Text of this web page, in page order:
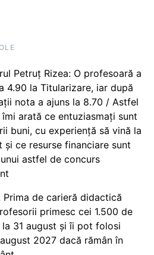
Petruț Rizea: O profesoară a
4.90 la Titularizare, iar după
nota a ajuns la 8.70 / Astfel
arată ce entuziasmați sunt
buni, cu experiență să vină la
și ce resurse financiare sunt
astfel de concurs
Prima de carieră didactică
primesc cei 1.500 de
la 31 august și îi pot folosi
2027 dacă rămân în